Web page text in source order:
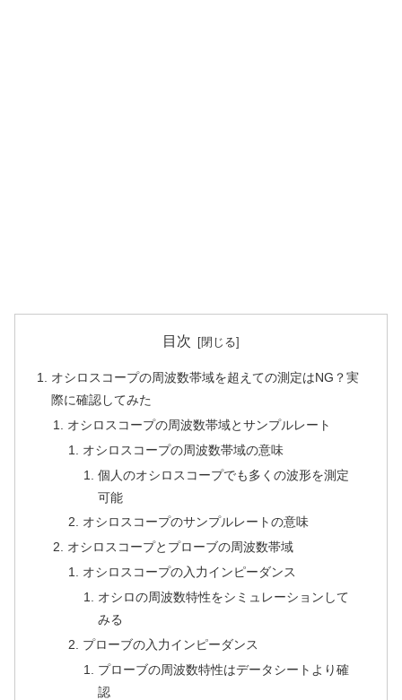
目次
オシロスコープの周波数帯域を超えての測定はNG？実
際に確認してみた
オシロスコープの周波数帯域とサンプルレート
オシロスコープの周波数帯域の意味
個人のオシロスコープでも多くの波形を測定
可能
オシロスコープのサンプルレートの意味
オシロスコープとプローブの周波数帯域
オシロスコープの入力インピーダンス
オシロの周波数特性をシミュレーションして
みる
プローブの入力インピーダンス
プローブの周波数特性はデータシートより確
認